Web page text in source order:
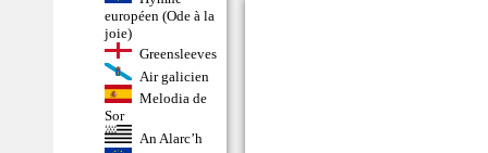
européen (Ode à la
joie)
Greensleeves
Air galicien
Melodia de
Sor
An Alarc’h